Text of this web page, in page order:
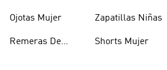
Ojotas Mujer
Remeras De
Zapatillas Niñas
Shorts Mujer